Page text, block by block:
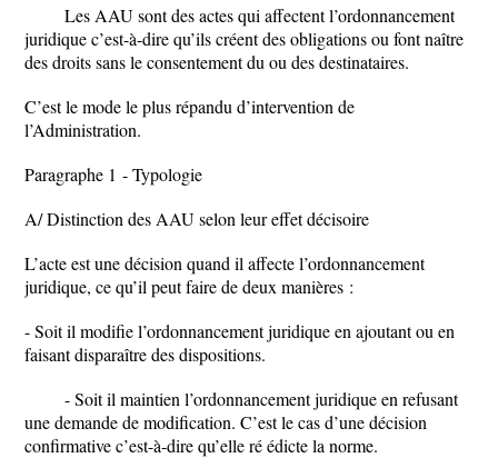
Les AAU sont des actes qui affectent l’ordonnancement
juridique c’est-à-dire qu’ils créent des obligations ou font naître
des droits sans le consentement du ou des destinataires.
C’est le mode le plus répandu d’intervention de
l’Administration.
Paragraphe 1 - Typologie
A/ Distinction des AAU selon leur effet décisoire
L’acte est une décision quand il affecte l’ordonnancement
juridique, ce qu’il peut faire de deux manières :
- Soit il modifie l’ordonnancement juridique en ajoutant ou en
faisant disparaître des dispositions.
- Soit il maintien l’ordonnancement juridique en refusant
une demande de modification. C’est le cas d’une décision
confirmative c’est-à-dire qu’elle ré édicte la norme.